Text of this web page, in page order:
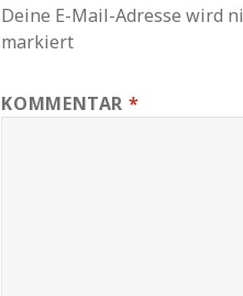
Deine E-Mail-Adresse wird
markiert
KOMMENTAR *